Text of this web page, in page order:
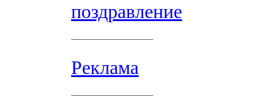
поздравление
Реклама